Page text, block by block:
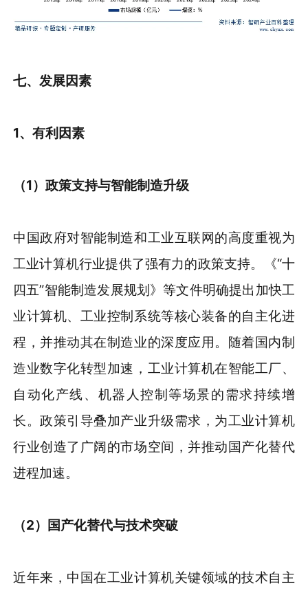
七、发展因素
1、有利因素
（1）政策支持与智能制造升级
中国政府对智能制造和工业互联网的高度重视为
工业计算机行业提供了强有力的政策支持。《“十
四五”智能制造发展规划》等文件明确提出加快工
业计算机、工业控制系统等核心装备的自主化进
程，并推动其在制造业的深度应用。随着国内制
造业数字化转型加速，工业计算机在智能工厂、
自动化产线、机器人控制等场景的需求持续增
长。政策引导叠加产业升级需求，为工业计算机
行业创造了广阔的市场空间，并推动国产化替代
进程加速。
（2） 国产化替代与技术突破
近年来，中国在工业计算机关键领域的技术自主